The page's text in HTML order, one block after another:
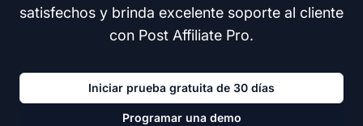
satisfechos y brinda excelente soporte al cliente
con Post Affiliate Pro.
Iniciar prueba gratuita de 30 días
Programar una demo